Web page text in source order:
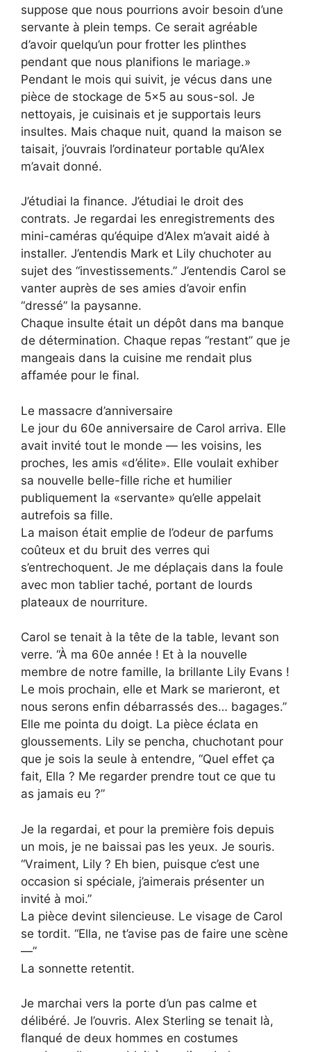
suppose que nous pourrions avoir besoin d’une
servante à plein temps. Ce serait agréable
d’avoir quelqu’un pour frotter les plinthes
pendant que nous planifions le mariage.»
Pendant le mois qui suivit, je vécus dans une
pièce de stockage de 5×5 au sous-sol. Je
nettoyais, je cuisinais et je supportais leurs
insultes. Mais chaque nuit, quand la maison se
taisait, j’ouvrais l’ordinateur portable qu’Alex
m’avait donné.
J’étudiai la finance. J’étudiai le droit des
contrats. Je regardai les enregistrements des
mini-caméras qu’équipe d’Alex m’avait aidé à
installer. J’entendis Mark et Lily chuchoter au
sujet des “investissements.” J’entendis Carol se
vanter auprès de ses amies d’avoir enfin
“dressé” la paysanne.
Chaque insulte était un dépôt dans ma banque
de détermination. Chaque repas “restant” que je
mangeais dans la cuisine me rendait plus
affamée pour le final.
Le massacre d’anniversaire
Le jour du 60e anniversaire de Carol arriva. Elle
avait invité tout le monde — les voisins, les
proches, les amis «d’élite». Elle voulait exhiber
sa nouvelle belle-fille riche et humilier
publiquement la «servante» qu’elle appelait
autrefois sa fille.
La maison était emplie de l’odeur de parfums
coûteux et du bruit des verres qui
s’entrechoquent. Je me déplaçais dans la foule
avec mon tablier taché, portant de lourds
plateaux de nourriture.
Carol se tenait à la tête de la table, levant son
verre. “À ma 60e année ! Et à la nouvelle
membre de notre famille, la brillante Lily Evans !
Le mois prochain, elle et Mark se marieront, et
nous serons enfin débarrassés des… bagages.”
Elle me pointa du doigt. La pièce éclata en
gloussements. Lily se pencha, chuchotant pour
que je sois la seule à entendre, “Quel effet ça
fait, Ella ? Me regarder prendre tout ce que tu
as jamais eu ?”
Je la regardai, et pour la première fois depuis
un mois, je ne baissai pas les yeux. Je souris.
“Vraiment, Lily ? Eh bien, puisque c’est une
occasion si spéciale, j’aimerais présenter un
invité à moi.”
La pièce devint silencieuse. Le visage de Carol
se tordit. “Ella, ne t’avise pas de faire une scène
—”
La sonnette retentit.
Je marchai vers la porte d’un pas calme et
délibéré. Je l’ouvris. Alex Sterling se tenait là,
flanqué de deux hommes en costumes